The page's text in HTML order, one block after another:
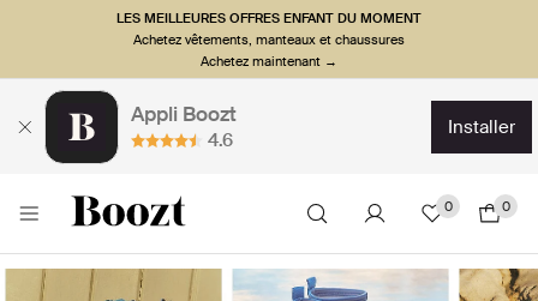
LES MEILLEURES OFFRES ENFANT DU MOMENT
Achetez vêtements, manteaux et chaussures
Achetez maintenant →
Appli Boozt
4.6
installer
0 0